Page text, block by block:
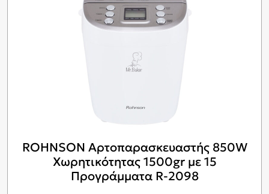
ROHNSON Αρτοπαρασκευαστής 850W
Χωρητικότητας 1500gr με 15
Προγράμματα R-2098